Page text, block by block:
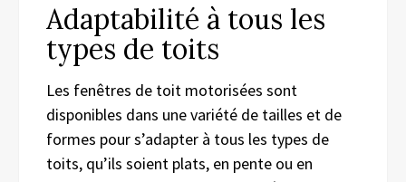
Adaptabilité à tous les
types de toits
Les fenêtres de toit motorisées sont
disponibles dans une variété de tailles et de
formes pour s’adapter à tous les types de
toits, qu’ils soient plats, en pente ou en